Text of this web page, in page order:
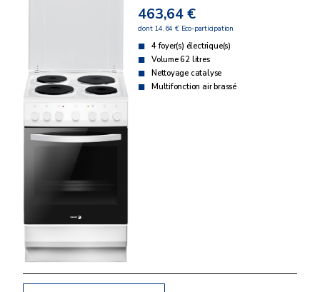
463,64 €
dont 14,64 € Eco-participation
4 foyer(s) électrique(s)
Volume 62 litres
Nettoyage catalyse
Multifonction air brassé